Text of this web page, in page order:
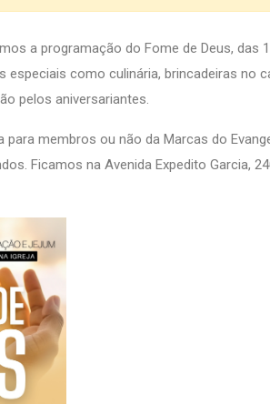
a programação do Fome de Deus, das
especiais como culinária, brincadeiras no
pelos aniversariantes.
para membros ou não da Marcas do
Ficamos na Avenida Expedito Garcia,